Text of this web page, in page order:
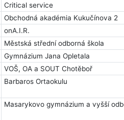
Critical service
Obchodná akadémia Kukučínova 2
onA.I.R.
Městská střední odborná škola
Gymnázium Jana Opletala
VOŠ, OA a SOUT Chotěboř
Barbaros Ortaokulu
Masarykovo gymnázium a vyšší